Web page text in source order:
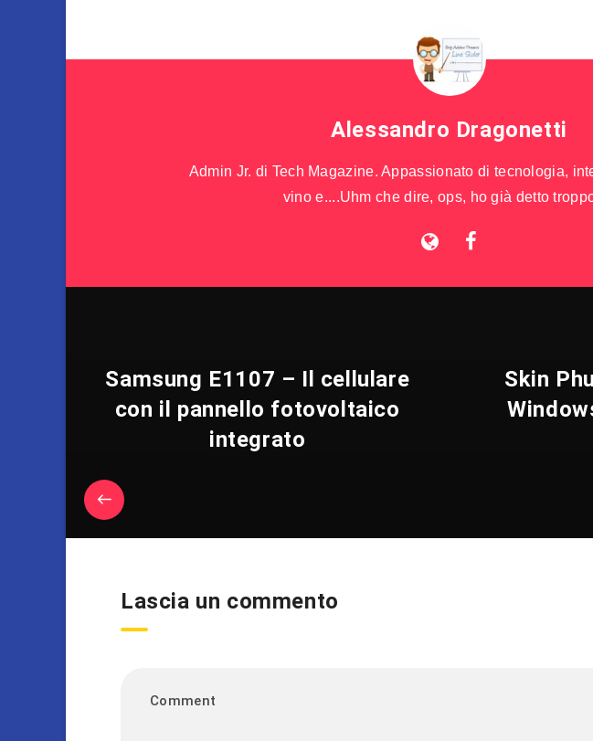
Alessandro Dragonetti
Admin Jr. di Tech Magazine. Appassionato di tecnologia,
vino e....Uhm che dire, ops, ho già detto
Samsung E1107 – Il cellulare
con il pannello fotovoltaico
integrato
Skin
Lascia un commento